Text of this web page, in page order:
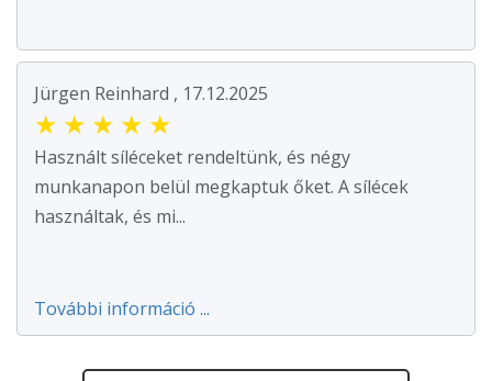
Jürgen Reinhard , 17.12.2025
★ ★ ★ ★ ★
Használt síléceket rendeltünk, és négy
munkanapon belül megkaptuk őket. A sílécek
használtak, és mi...
További információ ...